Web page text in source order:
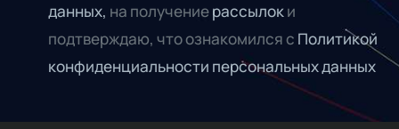
данных, на получениерассылоки
подтверждаю, что ознакомился с Политикой
конфиденциальности персональных данных